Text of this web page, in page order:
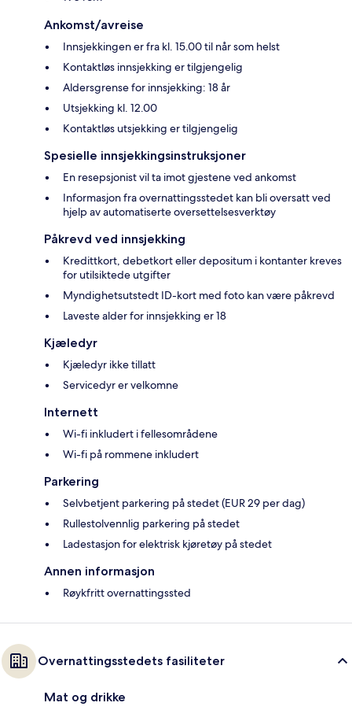
Ankomst/avreise
Innsjekkingen er fra kl. 15.00 til når som helst
Kontaktløs innsjekking er tilgjengelig
Aldersgrense for innsjekking: 18 år
Utsjekking kl. 12.00
Kontaktløs utsjekking er tilgjengelig
Spesielle innsjekkingsinstruksjoner
En resepsjonist vil ta imot gjestene ved ankomst
Informasjon fra overnattingsstedet kan bli oversatt ved
hjelp av automatiserte oversettelsesverktøy
Påkrevd ved innsjekking
Kredittkort, debetkort eller depositum i kontanter kreves
for utilsiktede utgifter
Myndighetsutstedt ID-kort med foto kan være påkrevd
Laveste alder for innsjekking er 18
Kjæledyr
Kjæledyr ikke tillatt
Servicedyr er velkomne
Internett
Wi-fi inkludert i fellesområdene
Wi-fi på rommene inkludert
Parkering
Selvbetjent parkering på stedet (EUR 29 per dag)
Rullestolvennlig parkering på stedet
Ladestasjon for elektrisk kjøretøy på stedet
Annen informasjon
Røykfritt overnattingssted
Overnattingsstedets fasiliteter
Mat og drikke